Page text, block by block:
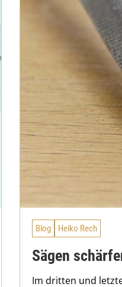
Blog Heiko Rech
Sägen
Im dritten und